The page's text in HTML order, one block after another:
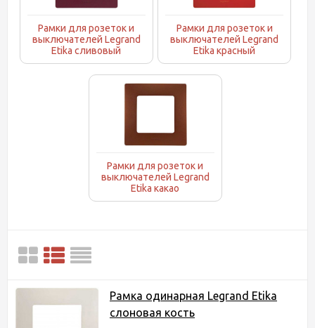
Рамки для розеток и
выключателей Legrand
Etika сливовый
Рамки для розеток и
выключателей Legrand
Etika красный
Рамки для розеток и
выключателей Legrand
Etika какао
Рамка одинарная Legrand Etika
слоновая кость